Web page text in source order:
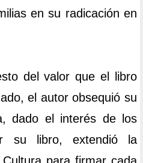
en su radicación en
del valor que el libro
el autor obsequió su
dado el interés de los
su libro, extendió la